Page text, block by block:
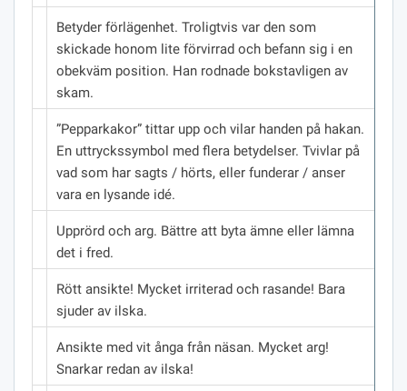
Betyder förlägenhet. Troligtvis var den som
skickade honom lite förvirrad och befann sig i en
obekväm position. Han rodnade bokstavligen av
skam.
”Pepparkakor” tittar upp och vilar handen på hakan.
En uttryckssymbol med flera betydelser. Tvivlar på
vad som har sagts / hörts, eller funderar / anser
vara en lysande idé.
Upprörd och arg. Bättre att byta ämne eller lämna
det i fred.
Rött ansikte! Mycket irriterad och rasande! Bara
sjuder av ilska.
Ansikte med vit ånga från näsan. Mycket arg!
Snarkar redan av ilska!